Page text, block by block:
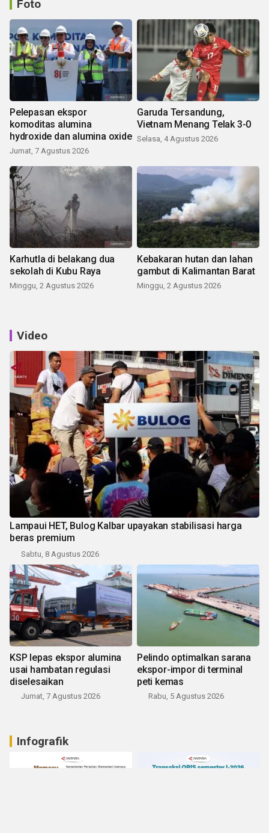
Foto
Pelepasan ekspor
komoditas alumina
hydroxide dan alumina oxide
Jumat, 7 Agustus 2026
Garuda Tersandung,
Vietnam Menang Telak 3-0
Selasa, 4 Agustus 2026
Karhutla di belakang dua
sekolah di Kubu Raya
Minggu, 2 Agustus 2026
Kebakaran hutan dan lahan
gambut di Kalimantan Barat
Minggu, 2 Agustus 2026
Video
Lampaui HET, Bulog Kalbar upayakan stabilisasi harga
beras premium
Sabtu, 8 Agustus 2026
KSP lepas ekspor alumina
usai hambatan regulasi
diselesaikan
Jumat, 7 Agustus 2026
Pelindo optimalkan sarana
ekspor-impor di terminal
peti kemas
Rabu, 5 Agustus 2026
Infografik